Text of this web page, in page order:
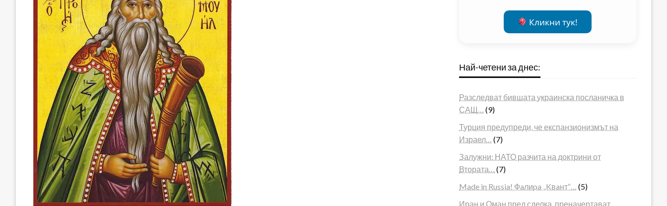
Кликни тук!
Най-четени за днес:
Разследват бившата украинска посланичка в
САЩ…
(9)
Турция предупреди, че експанзионизмът на
Израел…
(7)
Залужни: НАТО разчита на доктрини от
Втората…
(7)
Made in Russia! Фaлиpa „Kвaнт“…
(5)
Иран и Оман пред сделка, преначертават